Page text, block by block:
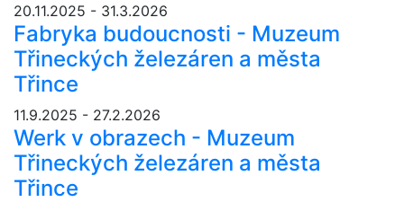
20.11.2025 - 31.3.2026
Fabryka budoucnosti - Muzeum
Třineckých železáren a města
Třince
11.9.2025 - 27.2.2026
Werk v obrazech - Muzeum
Třineckých železáren a města
Třince